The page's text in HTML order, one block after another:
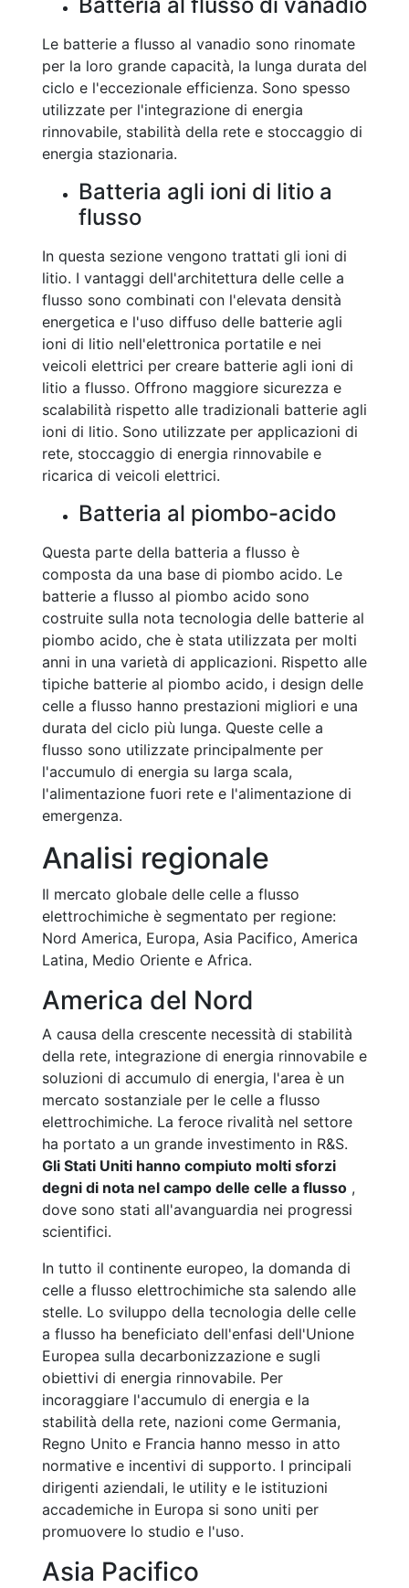
Le batterie a flusso al vanadio sono rinomate
per la loro grande capacità, la lunga durata del
ciclo e l'eccezionale efficienza. Sono spesso
utilizzate per l'integrazione di energia
rinnovabile, stabilità della rete e stoccaggio di
energia stazionaria.
Batteria agli ioni di litio a
flusso
In questa sezione vengono trattati gli ioni di
litio. I vantaggi dell'architettura delle celle a
flusso sono combinati con l'elevata densità
energetica e l'uso diffuso delle batterie agli
ioni di litio nell'elettronica portatile e nei
veicoli elettrici per creare batterie agli ioni di
litio a flusso. Offrono maggiore sicurezza e
scalabilità rispetto alle tradizionali batterie agli
ioni di litio. Sono utilizzate per applicazioni di
rete, stoccaggio di energia rinnovabile e
ricarica di veicoli elettrici.
Batteria al piombo-acido
Questa parte della batteria a flusso è
composta da una base di piombo acido. Le
batterie a flusso al piombo acido sono
costruite sulla nota tecnologia delle batterie al
piombo acido, che è stata utilizzata per molti
anni in una varietà di applicazioni. Rispetto alle
tipiche batterie al piombo acido, i design delle
celle a flusso hanno prestazioni migliori e una
durata del ciclo più lunga. Queste celle a
flusso sono utilizzate principalmente per
l'accumulo di energia su larga scala,
l'alimentazione fuori rete e l'alimentazione di
emergenza.
Analisi regionale
Il mercato globale delle celle a flusso
elettrochimiche è segmentato per regione:
Nord America, Europa, Asia Pacifico, America
Latina, Medio Oriente e Africa.
America del Nord
A causa della crescente necessità di stabilità
della rete, integrazione di energia rinnovabile e
soluzioni di accumulo di energia, l'area è un
mercato sostanziale per le celle a flusso
elettrochimiche. La feroce rivalità nel settore
ha portato a un grande investimento in R&S.
Gli Stati Uniti hanno compiuto molti sforzi
degni di nota nel campo delle celle a flusso ,
dove sono stati all'avanguardia nei progressi
scientifici.
In tutto il continente europeo, la domanda di
celle a flusso elettrochimiche sta salendo alle
stelle. Lo sviluppo della tecnologia delle celle
a flusso ha beneficiato dell'enfasi dell'Unione
Europea sulla decarbonizzazione e sugli
obiettivi di energia rinnovabile. Per
incoraggiare l'accumulo di energia e la
stabilità della rete, nazioni come Germania,
Regno Unito e Francia hanno messo in atto
normative e incentivi di supporto. I principali
dirigenti aziendali, le utility e le istituzioni
accademiche in Europa si sono uniti per
promuovere lo studio e l'uso.
Asia Pacifico